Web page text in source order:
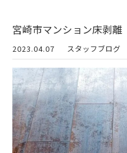
宮崎市マンション床剥離
2023.04.07 スタッフブログ